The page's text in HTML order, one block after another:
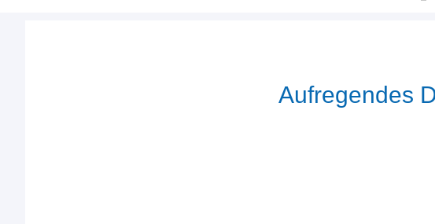
Aufregendes